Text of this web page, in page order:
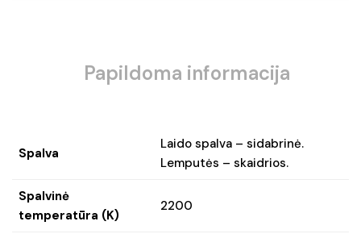
Papildoma informacija
Spalva
Laido spalva – sidabrinė.
Lemputės – skaidrios.
Spalvinė
temperatūra (K)
2200